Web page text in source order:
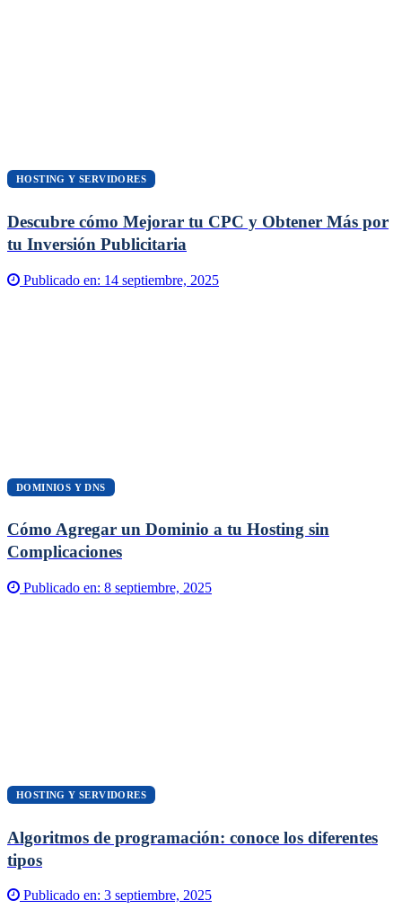
HOSTING Y SERVIDORES
Descubre cómo Mejorar tu CPC y Obtener Más por
tu Inversión Publicitaria
Publicado en: 14 septiembre, 2025
DOMINIOS Y DNS
Cómo Agregar un Dominio a tu Hosting sin
Complicaciones
Publicado en: 8 septiembre, 2025
HOSTING Y SERVIDORES
Algoritmos de programación: conoce los diferentes
tipos
Publicado en: 3 septiembre, 2025